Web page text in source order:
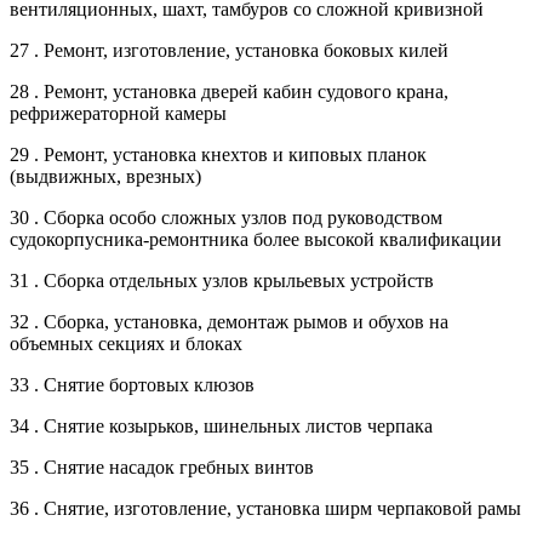
вентиляционных, шахт, тамбуров со сложной кривизной
27 . Ремонт, изготовление, установка боковых килей
28 . Ремонт, установка дверей кабин судового крана,
рефрижераторной камеры
29 . Ремонт, установка кнехтов и киповых планок
(выдвижных, врезных)
30 . Сборка особо сложных узлов под руководством
судокорпусника-ремонтника более высокой квалификации
31 . Сборка отдельных узлов крыльевых устройств
32 . Сборка, установка, демонтаж рымов и обухов на
объемных секциях и блоках
33 . Снятие бортовых клюзов
34 . Снятие козырьков, шинельных листов черпака
35 . Снятие насадок гребных винтов
36 . Снятие, изготовление, установка ширм черпаковой рамы